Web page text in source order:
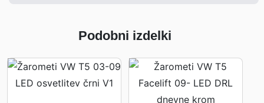
Podobni izdelki